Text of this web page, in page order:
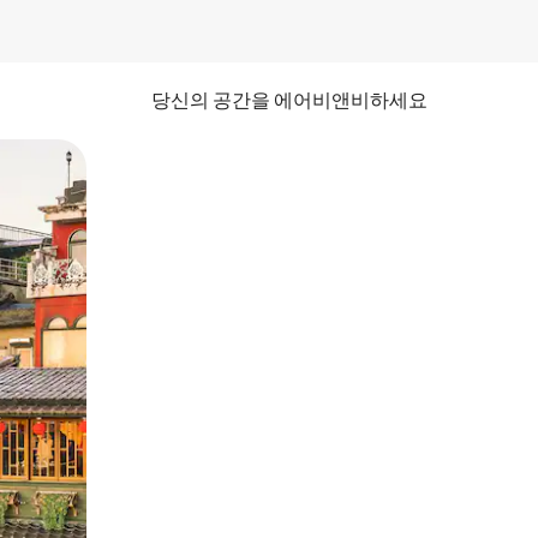
당신의 공간을 에어비앤비하세요